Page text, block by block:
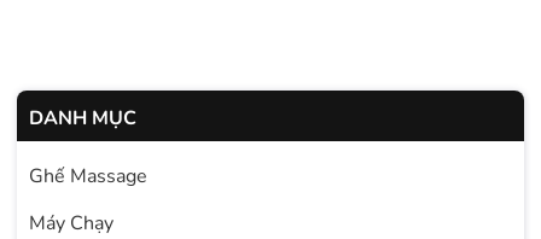
DANH MỤC
Ghế Massage
Máy Chạy